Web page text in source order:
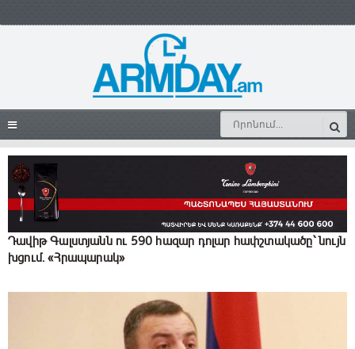
Դավիթ Գալստյանն ու 590 հազար դոլար հափշտակածը՝ նույն
խցում․ «Հրապարակ»